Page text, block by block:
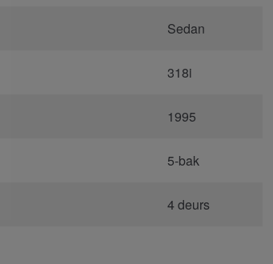
Sedan
318i
1995
5-bak
4 deurs